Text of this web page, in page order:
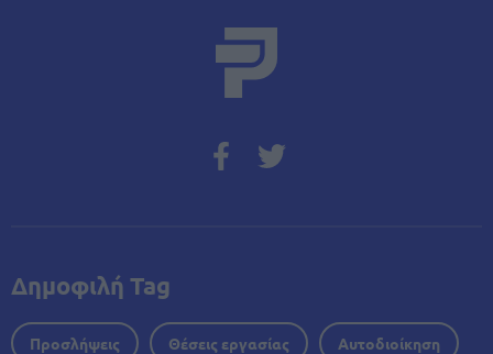
Δημοφιλή Tag
Προσλήψεις Θέσεις εργασίας Αυτοδιοίκηση